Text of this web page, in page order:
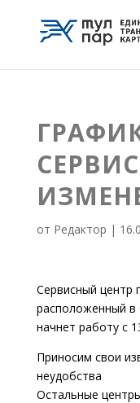
от Редактор |
Сервисный центр
расположенный в
начнет работу с
Приносим свои
неудобства
Остальные